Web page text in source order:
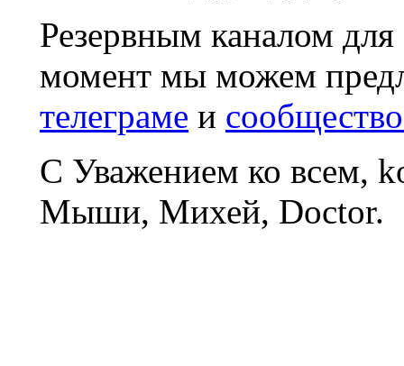
Резервным каналом
момент мы можем
телеграме и
С Уважением ко всем,
Мыши, Михей, Doctor.